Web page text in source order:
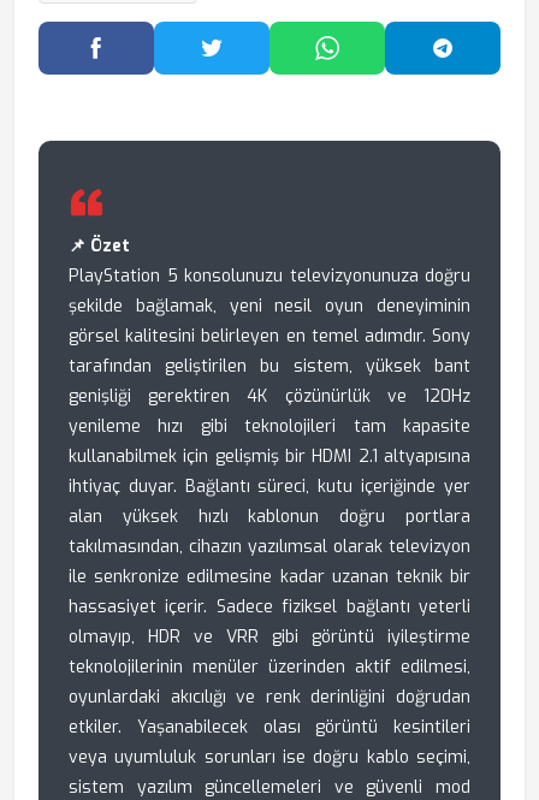
Facebook'ta PaylaşTwitter'da PaylaşWhatsApp'ta Paylaş
📌 Özet
PlayStation 5 konsolunuzu televizyonunuza doğru
şekilde bağlamak, yeni nesil oyun deneyiminin
görsel kalitesini belirleyen en temel adımdır. Sony
tarafından geliştirilen bu sistem, yüksek bant
genişliği gerektiren 4K çözünürlük ve 120Hz
yenileme hızı gibi teknolojileri tam kapasite
kullanabilmek için gelişmiş bir HDMI 2.1 altyapısına
ihtiyaç duyar. Bağlantı süreci, kutu içeriğinde yer
alan yüksek hızlı kablonun doğru portlara
takılmasından, cihazın yazılımsal olarak televizyon
ile senkronize edilmesine kadar uzanan teknik bir
hassasiyet içerir. Sadece fiziksel bağlantı yeterli
olmayıp, HDR ve VRR gibi görüntü iyileştirme
teknolojilerinin menüler üzerinden aktif edilmesi,
oyunlardaki akıcılığı ve renk derinliğini doğrudan
etkiler. Yaşanabilecek olası görüntü kesintileri
veya uyumluluk sorunları ise doğru kablo seçimi,
sistem yazılım güncellemeleri ve güvenli mod